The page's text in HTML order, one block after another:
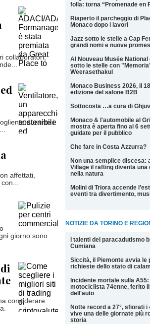
folla: torna “Promenade en
Riaperto il parcheggio di
Monaco dopo i lavori
Jazz sotto le stelle a Cap
grandi nomi e nuove
Al Nouveau Musée
sotto le stelle con
Weerasethakul
Monaco Business 2026, il
edizione del salone B2B
Sottocosta …a cura di
Monaco & l'automobile al
mostra è aperta fino al 6
guidate per il pubblico
Che fare in Costa Azzurra?
Non una semplice discesa:
Village il rafting diventa una
nella natura
Molini di Triora accende
eventi tra divertimento,
NOTIZIE DA TORINO E
I talenti del paracadutismo
Cumiana
Siccità, il Piemonte avvia le
richieste dello stato di
Incidente mortale sulla
motociclista 74enne, ferito
dell'auto
Notte record a 27°, sfiorati i
vive una delle giornate più
storia
collaboratori,
durante i
affettati,
giorno sono
considerare